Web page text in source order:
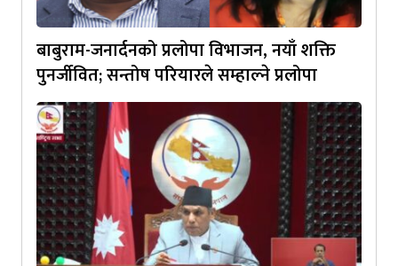
बाबुराम-जनार्दनको प्रलोपा विभाजन, नयाँ शक्ति
पुनर्जीवित; सन्तोष परियारले सम्हाल्ने प्रलोपा